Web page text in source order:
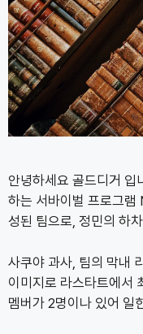
안녕하세요 골드디거
하는 서바이벌 프로그
성된 팀으로, 정민의 하
사쿠야 과사, 팀의 막내
이미지로 라스타트에서
멤버가 2명이나 있어 일